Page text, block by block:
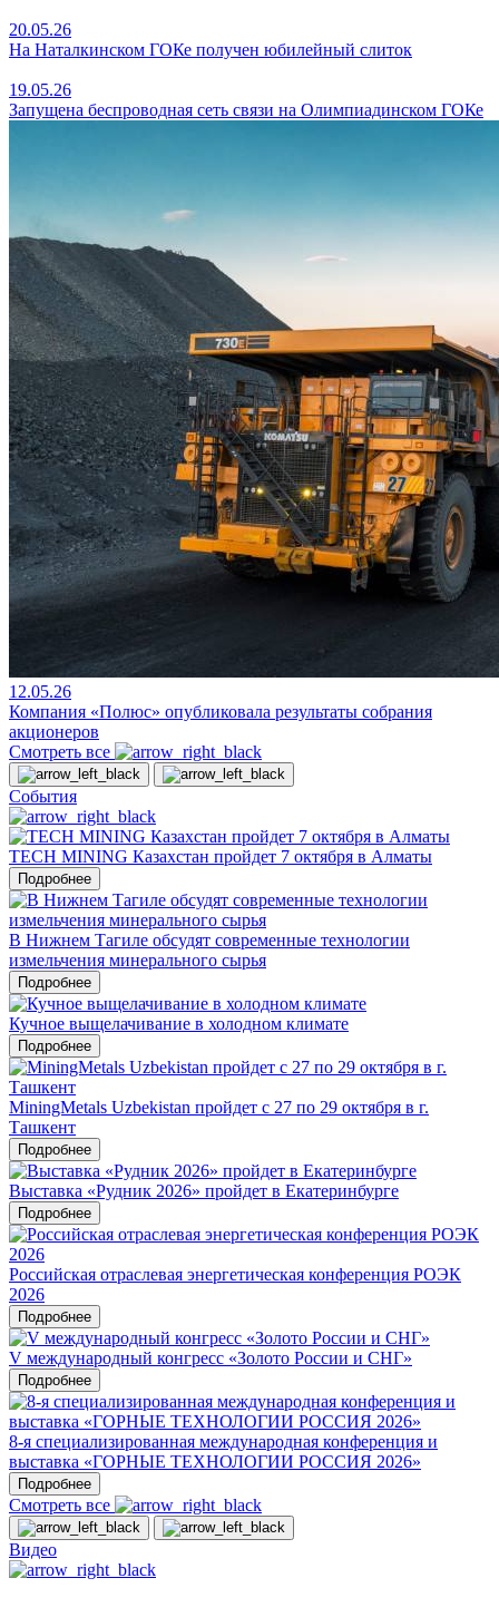
20.05.26
На Наталкинском ГОКе получен юбилейный слиток
19.05.26
Запущена беспроводная сеть связи на Олимпиадинском ГОКе
12.05.26
Компания «Полюс» опубликовала результаты собрания
акционеров
Смотреть все
События
TECH MINING Казахстан пройдет 7 октября в Алматы
Подробнее
В Нижнем Тагиле обсудят современные технологии
измельчения минерального сырья
Подробнее
Кучное выщелачивание в холодном климате
Подробнее
MiningMetals Uzbekistan пройдет с 27 по 29 октября в г.
Ташкент
Подробнее
Выставка «Рудник 2026» пройдет в Екатеринбурге
Подробнее
Российская отраслевая энергетическая конференция РОЭК
2026
Подробнее
V международный конгресс «Золото России и СНГ»
Подробнее
8-я специализированная международная конференция и
выставка «ГОРНЫЕ ТЕХНОЛОГИИ РОССИЯ 2026»
Подробнее
Смотреть все
Видео